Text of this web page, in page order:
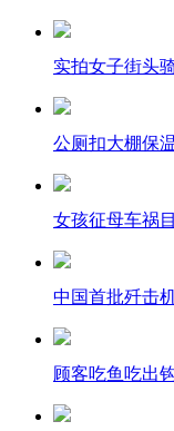
实拍女子街头
公厕扣大棚保
女孩征母车祸
中国首批歼击
顾客吃鱼吃出